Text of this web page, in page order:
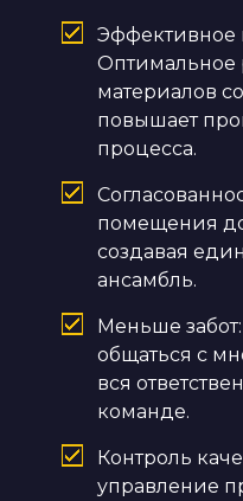
Эффективное
Оптимальное
материалов
повышает
процесса.
помещения
создавая
ансамбль.
Меньше
общаться с
вся
команде.
Контроль
управление